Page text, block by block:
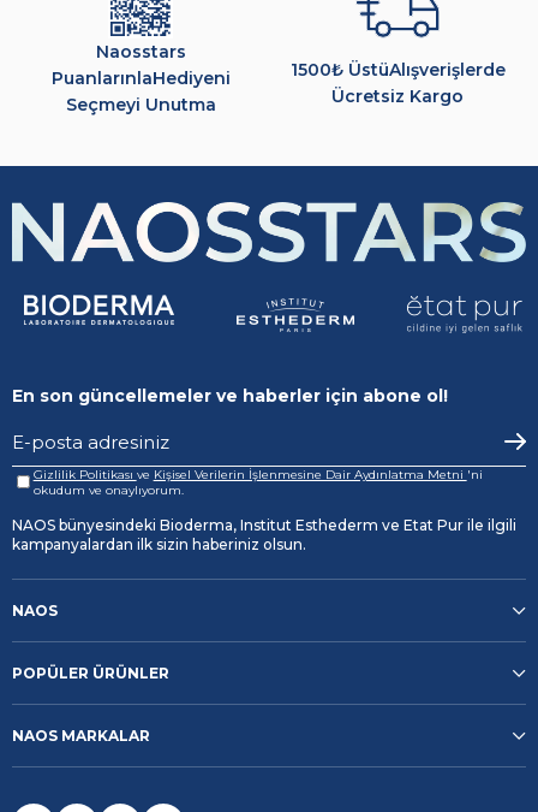
Naosstars
PuanlarınlaHediyeni
Seçmeyi Unutma
1500₺ ÜstüAlışverişlerde
Ücretsiz Kargo
En son güncellemeler ve haberler için abone ol!
Gizlilik Politikası ve Kişisel Verilerin İşlenmesine Dair Aydınlatma Metni 'ni
okudum ve onaylıyorum.
NAOS bünyesindeki Bioderma, Institut Esthederm ve Etat Pur ile ilgili
kampanyalardan ilk sizin haberiniz olsun.
NAOS
POPÜLER ÜRÜNLER
NAOS MARKALAR